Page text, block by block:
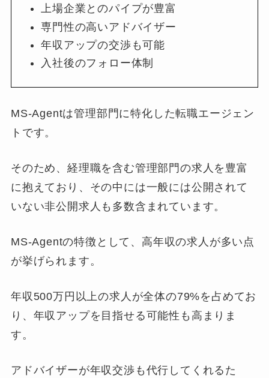
上場企業とのパイプが豊富
専門性の高いアドバイザー
年収アップの交渉も可能
入社後のフォロー体制
MS-Agentは管理部門に特化した転職エージェン
トです。
そのため、経理職を含む管理部門の求人を豊富
に抱えており、その中には一般には公開されて
いない非公開求人も多数含まれています。
MS-Agentの特徴として、高年収の求人が多い点
が挙げられます。
年収500万円以上の求人が全体の79%を占めてお
り、年収アップを目指せる可能性も高まりま
す。
アドバイザーが年収交渉も代行してくれるた